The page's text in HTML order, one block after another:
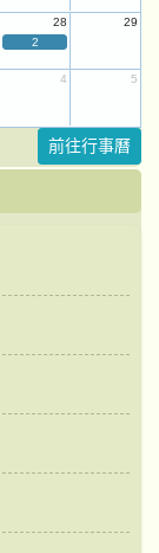
28
29
2
4
5
前往行事曆